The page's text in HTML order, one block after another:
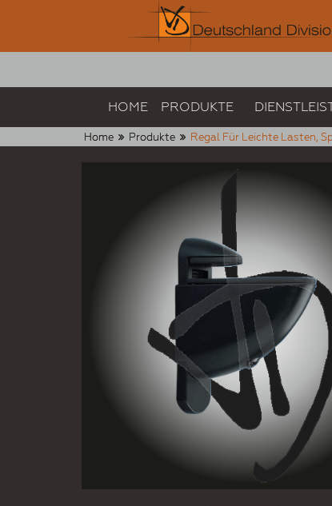
HOME PRODUKTE
Home Produkte Regal Für Leichte Lasten,